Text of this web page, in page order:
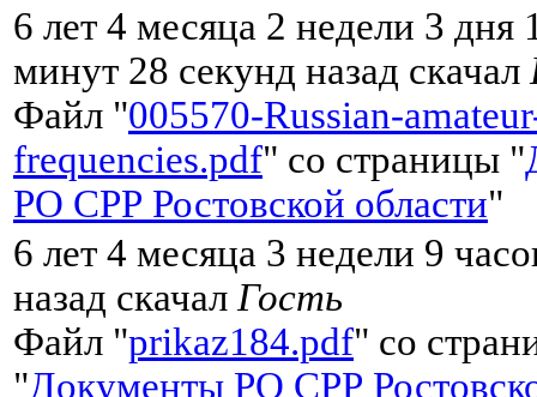
6 лет 4 месяца 2 недели 3 дня
минут 28 секунд назад скачал
Файл "005570-Russian-
frequencies.pdf" со страницы "
РО СРР Ростовской области"
6 лет 4 месяца 3 недели 9
назад скачал Гость
Файл "prikaz184.pdf" со
"Документы РО СРР